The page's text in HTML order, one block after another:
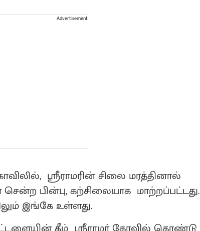
Advertisement
ஸ்ரீராமரின் சிலை மரத்தினால்
பின்பு, கற்சிலையாக மாற்றப்பட்டது.
இங்கே உள்ளது.